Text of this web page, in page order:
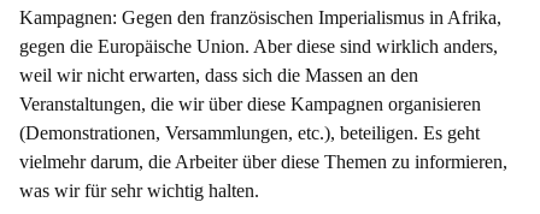
Kampagnen: Gegen den französischen Imperialismus in Afrika,
gegen die Europäische Union. Aber diese sind wirklich anders,
weil wir nicht erwarten, dass sich die Massen an den
Veranstaltungen, die wir über diese Kampagnen organisieren
(Demonstrationen, Versammlungen, etc.), beteiligen. Es geht
vielmehr darum, die Arbeiter über diese Themen zu informieren,
was wir für sehr wichtig halten.